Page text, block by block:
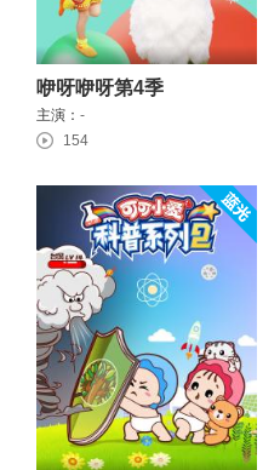
咿呀咿呀第4季
主演： -
154